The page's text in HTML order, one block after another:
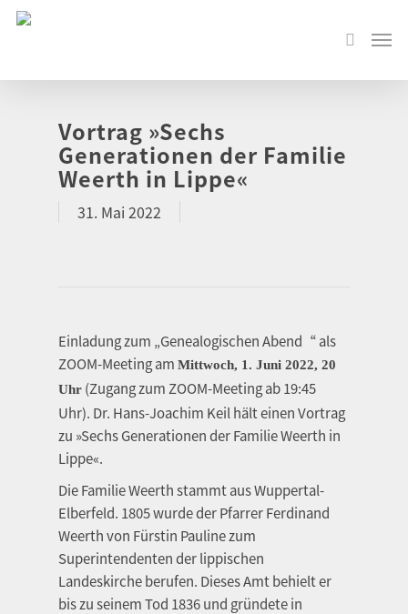
Vortrag »Sechs
Generationen der Familie
Weerth in Lippe«
31. Mai 2022
Einladung zum „Genealogischen Abend“ als
ZOOM-Meeting amMittwoch, 1. Juni 2022, 20
Uhr (Zugang zum ZOOM-Meeting ab 19:45
Uhr). Dr. Hans-Joachim Keil hält einen Vortrag
zu »Sechs Generationen der Familie Weerth in
Lippe«.
Die Familie Weerth stammt aus Wuppertal-
Elberfeld. 1805 wurde der Pfarrer Ferdinand
Weerth von Fürstin Pauline zum
Superintendenten der lippischen
Landeskirche berufen. Dieses Amt behielt er
bis zu seinem Tod 1836 und gründete in